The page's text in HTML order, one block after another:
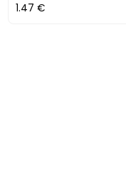
1.47 €